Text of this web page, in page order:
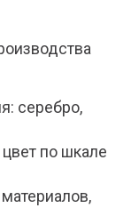
серебро,
по шкале